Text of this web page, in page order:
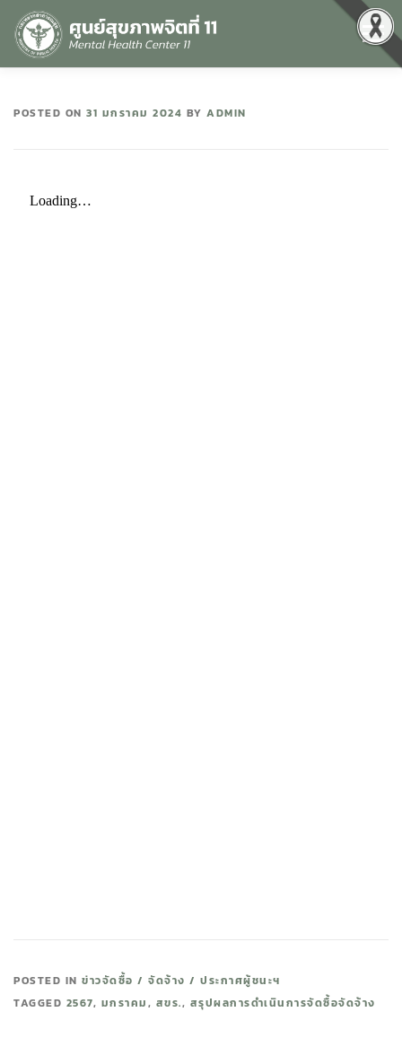
Menu
POSTED ON 31 มกราคม 2024 BY ADMIN
POSTED IN ข่าวจัดซื้อ / จัดจ้าง / ประกาศผู้ชนะฯ
TAGGED 2567, มกราคม, สขร., สรุปผลการดำเนินการจัดซื้อจัดจ้าง